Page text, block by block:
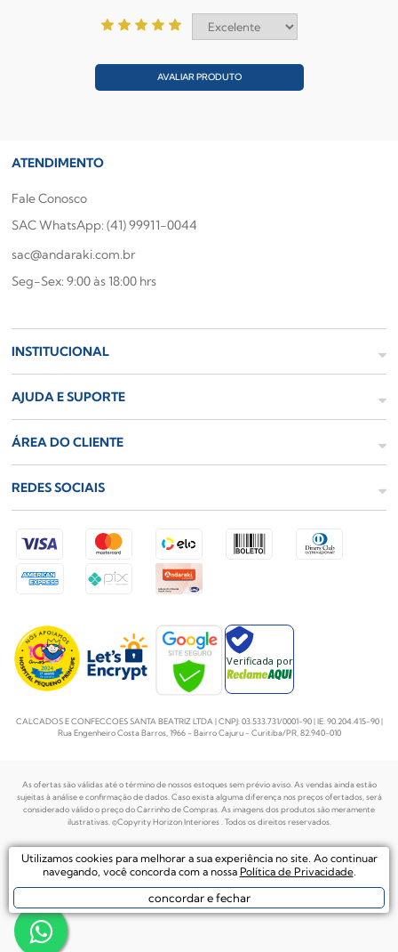
AVALIAR PRODUTO
ATENDIMENTO
Fale Conosco
SAC WhatsApp: (41) 99911-0044
sac@andaraki.com.br
Seg-Sex: 9:00 às 18:00 hrs
INSTITUCIONAL
AJUDA E SUPORTE
ÁREA DO CLIENTE
REDES SOCIAIS
Verificada por
CALCADOS E CONFECCOES SANTA BEATRIZ LTDA | CNPJ: 03.533.731/0001-90 | IE: 90.204.415-90 |
Rua Engenheiro Costa Barros, 1966 - Bairro Cajuru - Curitiba/PR, 82.940-010
As ofertas são válidas até o término de nossos estoques sem prévio aviso. As vendas ainda estão
sujeitas à análise e confirmação de dados. Caso exista alguma diferença nos preçosofertados, será
considerado válido o preço do Carrinho de Compras. As imagens dos produtos são meramente
ilustrativas. ©Copyrity Horizon Interiores . Todos os direitos reservados.
Desenvolvido por Plataforma de
Ecommerce by
Utilizamos cookies para melhorar a sua experiência no site. Ao continuar
navegando, você concorda com a nossa Política de Privacidade.
concordar e fechar